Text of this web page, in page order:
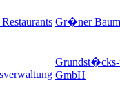
Gr�ner Baum
Grundst�cks-
GmbH